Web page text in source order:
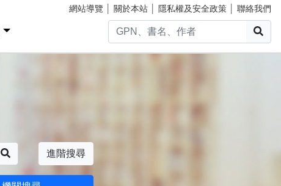
網站導覽 關於本站 隱私權及安全政策 聯絡我們
進階搜尋